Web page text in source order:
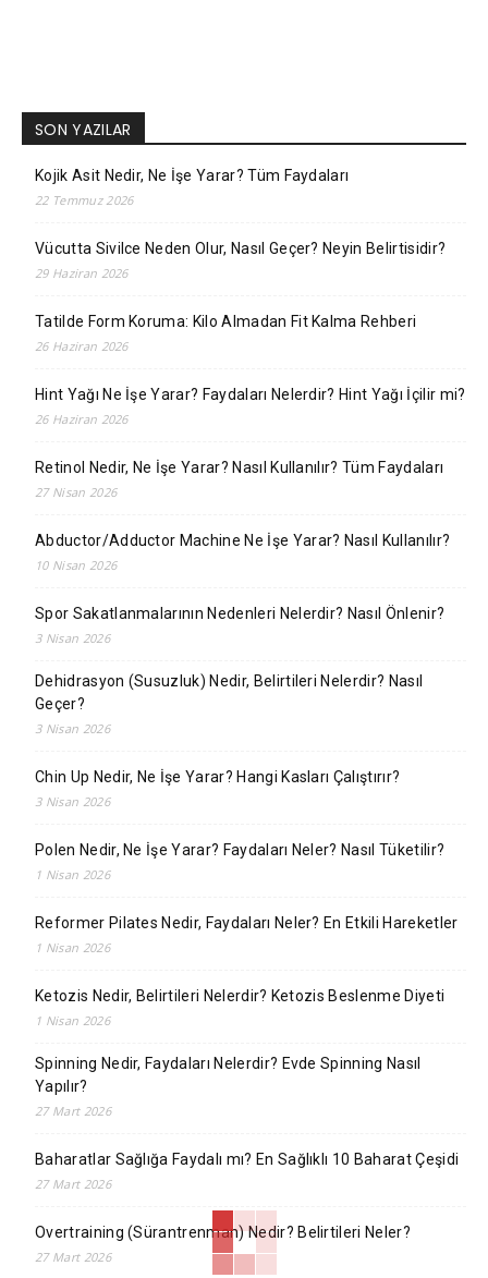
SON YAZILAR
Kojik Asit Nedir, Ne İşe Yarar? Tüm Faydaları
22 Temmuz 2026
Vücutta Sivilce Neden Olur, Nasıl Geçer? Neyin Belirtisidir?
29 Haziran 2026
Tatilde Form Koruma: Kilo Almadan Fit Kalma Rehberi
26 Haziran 2026
Hint Yağı Ne İşe Yarar? Faydaları Nelerdir? Hint Yağı İçilir mi?
26 Haziran 2026
Retinol Nedir, Ne İşe Yarar? Nasıl Kullanılır? Tüm Faydaları
27 Nisan 2026
Abductor/Adductor Machine Ne İşe Yarar? Nasıl Kullanılır?
10 Nisan 2026
Spor Sakatlanmalarının Nedenleri Nelerdir? Nasıl Önlenir?
3 Nisan 2026
Dehidrasyon (Susuzluk) Nedir, Belirtileri Nelerdir? Nasıl
Geçer?
3 Nisan 2026
Chin Up Nedir, Ne İşe Yarar? Hangi Kasları Çalıştırır?
3 Nisan 2026
Polen Nedir, Ne İşe Yarar? Faydaları Neler? Nasıl Tüketilir?
1 Nisan 2026
Reformer Pilates Nedir, Faydaları Neler? En Etkili Hareketler
1 Nisan 2026
Ketozis Nedir, Belirtileri Nelerdir? Ketozis Beslenme Diyeti
1 Nisan 2026
Spinning Nedir, Faydaları Nelerdir? Evde Spinning Nasıl
Yapılır?
27 Mart 2026
Baharatlar Sağlığa Faydalı mı? En Sağlıklı 10 Baharat Çeşidi
27 Mart 2026
Overtraining (Sürantrenman) Nedir? Belirtileri Neler?
27 Mart 2026